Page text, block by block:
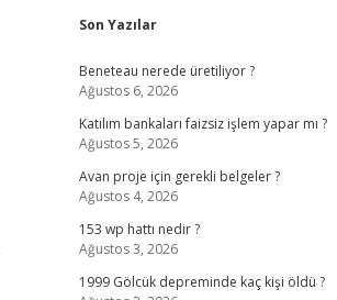
Sidebar
Son Yazılar
Beneteau nerede üretiliyor ?
Ağustos 6, 2026
Katılım bankaları faizsiz işlem yapar mı ?
Ağustos 5, 2026
Avan proje için gerekli belgeler ?
Ağustos 4, 2026
153 wp hattı nedir ?
Ağustos 3, 2026
1999 Gölcük depreminde kaç kişi öldü ?
https://hiltonbet-giris.com/